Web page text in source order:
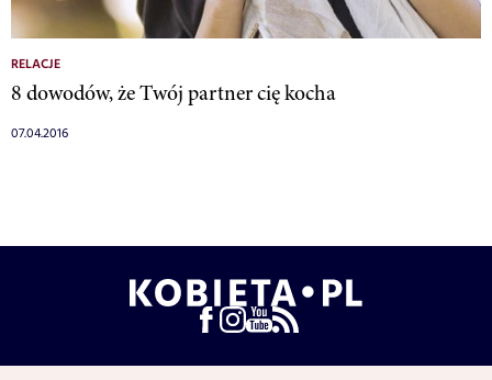
RELACJE
8 dowodów, że Twój partner cię kocha
07.04.2016